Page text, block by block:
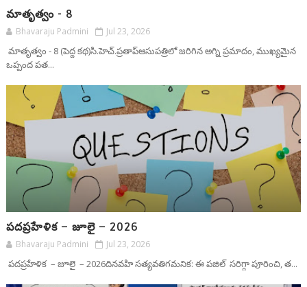
మాతృత్వం - 8
Bhavaraju Padmini Jul 23, 2026
మాతృత్వం - 8 (పెద్ద కథ)సి.హెచ్.ప్రతాప్ఆసుపత్రిలో జరిగిన అగ్ని ప్రమాదం, ముఖ్యమైన
ఒప్పంద పత...
పదప్రహేళిక – జూలై – 2026
Bhavaraju Padmini Jul 23, 2026
పదప్రహేళిక – జూలై – 2026దినవహి సత్యవతిగమనిక: ఈ పజిల్ సరిగ్గా పూరించి, త...